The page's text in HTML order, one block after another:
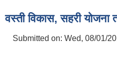
वस्ती विकास, सहरी याेजना
Submitted on: Wed, 08/01/